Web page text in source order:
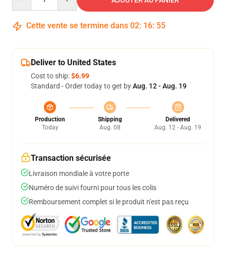
Cette vente se termine dans 02: 16: 55
Deliver to United States
Cost to ship:$6.99
Standard - Order today to get byAug. 12 - Aug. 19
Production
Today
Shipping
Aug. 08
Delivered
Aug. 12 - Aug. 19
Transaction sécurisée
Livraison mondiale à votre porte
Numéro de suivi fourni pour tous les colis
Remboursement complet si le produit n'est pas reçu